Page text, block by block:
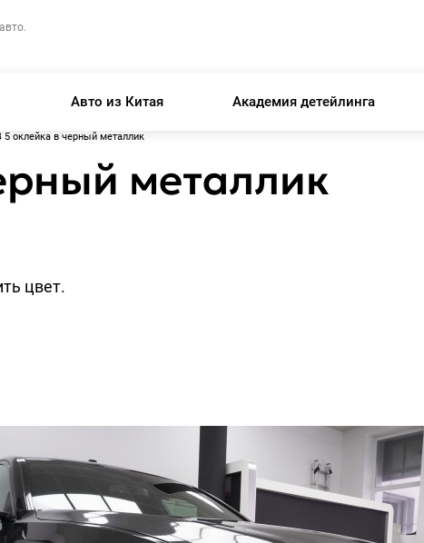
Авто из Китая Академия детейлинга
оклейка в черный металлик
металлик
цвет.